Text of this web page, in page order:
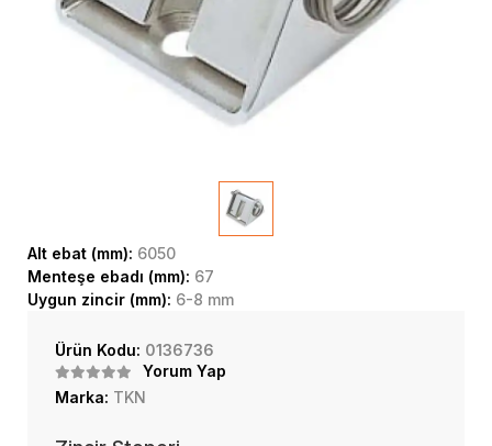
Alt ebat (mm): 6050
Menteşe ebadı (mm): 67
Uygun zincir (mm): 6-8 mm
Ürün Kodu: 0136736
Yorum Yap
Marka: TKN